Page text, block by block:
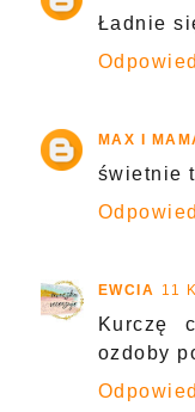
Ładnie
MAX I
świetnie
EWCIA 11
Kurczę
ozdoby